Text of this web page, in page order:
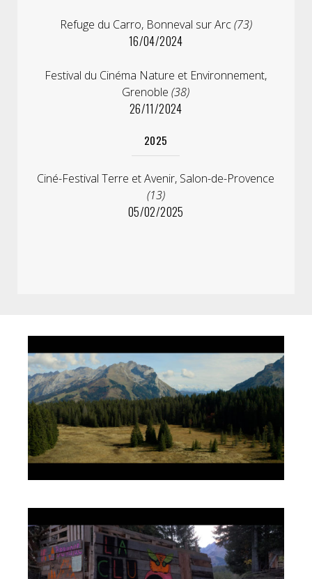
Refuge du Carro, Bonneval sur Arc(73)
16/04/2024
Festival du Cinéma Nature et Environnement,
Grenoble(38)
26/11/2024
2025
Ciné-Festival Terre et Avenir, Salon-de-Provence
(13)
05/02/2025